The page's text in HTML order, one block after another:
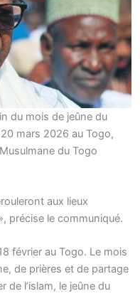
du mois de jeûne du
mars 2026 au Togo,
du Togo
aux lieux
précise le communiqué.
février au Togo. Le mois
de prières et de partage
de l’islam, le jeûne du